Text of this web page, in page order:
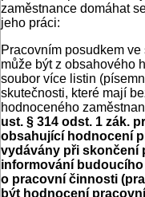
zaměstnance domáhat
jeho práci:
Pracovním posudkem
může být z obsahového
soubor více listin
skutečnosti, které mají
hodnoceného
ust. § 314 odst. 1 zák.
obsahující hodnocení
vydávány při skončení
informování
o pracovní činnosti
být hodnocení